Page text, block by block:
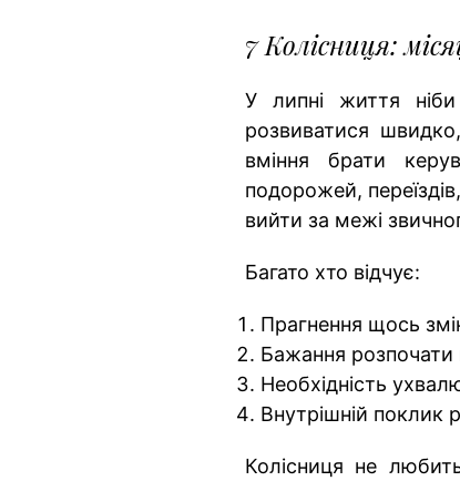
7 Колісниця:
У липні життя
розвиватися
вміння брати
подорожей,
вийти за межі
Багато хто відчує:
Прагнення щось
Бажання розпочати
Необхідність
Внутрішній поклик
Колісниця не